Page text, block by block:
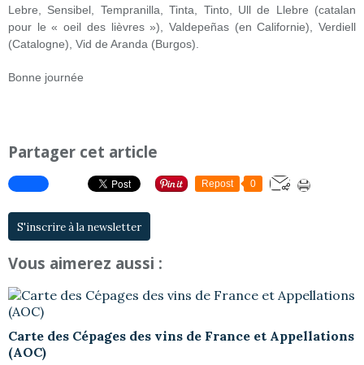
Lebre, Sensibel, Tempranilla, Tinta, Tinto, Ull de Llebre (catalan
pour le « oeil des lièvres »), Valdepeñas (en Californie), Verdiell
(Catalogne), Vid de Aranda (Burgos).
Bonne journée
Partager cet article
Repost 0
S'inscrire à la newsletter
Vous aimerez aussi :
Carte des Cépages des vins de France et Appellations
(AOC)